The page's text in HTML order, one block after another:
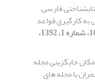
فارسی
کارگیری قواعد
[دوره 16، شماره 1، 1392،
جایگزینی مجله
با مجله های